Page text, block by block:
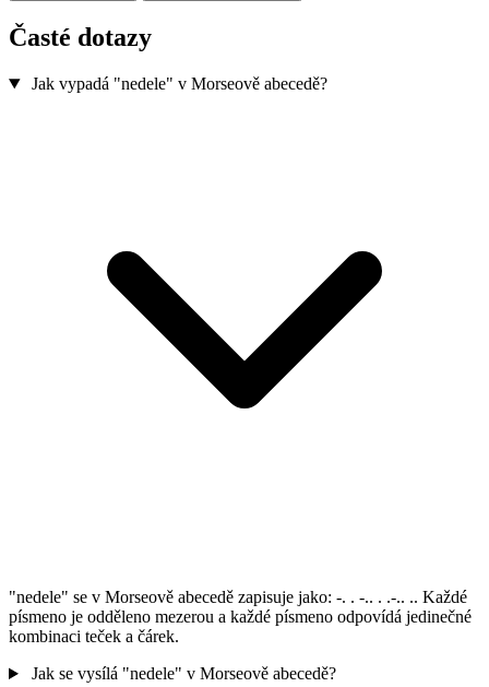
Časté dotazy
Jak vypadá "nedele" v Morseově abecedě?
"nedele" se v Morseově abecedě zapisuje jako: -. . -.. . .-.. .. Každé
písmeno je odděleno mezerou a každé písmeno odpovídá jedinečné
kombinaci teček a čárek.
Jak se vysílá "nedele" v Morseově abecedě?